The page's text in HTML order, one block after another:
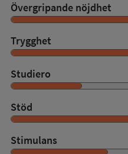
Övergripande nöjdhet
Trygghet
Studiero
Stöd
Stimulans